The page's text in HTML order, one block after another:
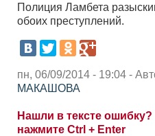
Полиция Ламбета
обоих преступлений.
пн, 06/09/2014 - 19:04 -
МАКАШОВА
Нашли в тексте
нажмите Ctrl + Enter